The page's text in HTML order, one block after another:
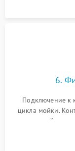
6.
Подключение к
цикла мойки.
до нужной
штатного